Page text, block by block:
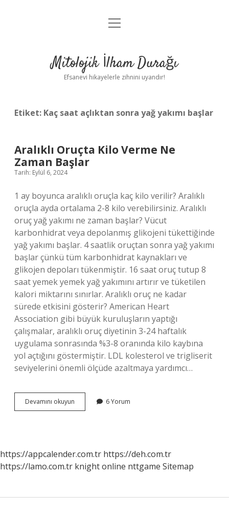
Anasayfa
Yasal Uyarı
menüyü
Mitolojik İlham Durağı
Efsanevi hikayelerle zihnini uyandır!
Etiket: Kaç saat açlıktan sonra yağ yakımı başlar
Aralıklı Oruçta Kilo Verme Ne
Zaman Başlar
Tarih: Eylül 6, 2024
1 ay boyunca aralıklı oruçla kaç kilo verilir? Aralıklı
oruçla ayda ortalama 2-8 kilo verebilirsiniz. Aralıklı
oruç yağ yakımı ne zaman başlar? Vücut
karbonhidrat veya depolanmış glikojeni tükettiğinde
yağ yakımı başlar. 4 saatlik oruçtan sonra yağ yakımı
başlar çünkü tüm karbonhidrat kaynakları ve
glikojen depoları tükenmiştir. 16 saat oruç tutup 8
saat yemek yemek yağ yakımını artırır ve tüketilen
kalori miktarını sınırlar. Aralıklı oruç ne kadar
sürede etkisini gösterir? American Heart
Association gibi büyük kuruluşların yaptığı
çalışmalar, aralıklı oruç diyetinin 3-24 haftalık
uygulama sonrasında %3-8 oranında kilo kaybına
yol açtığını göstermiştir. LDL kolesterol ve trigliserit
seviyelerini önemli ölçüde azaltmaya yardımcı…
Devamını okuyun
Oruçta
Başlar
6 Yorum
https://appcalender.com.tr https://deh.com.tr
https://lamo.com.tr knight online nttgame Sitemap